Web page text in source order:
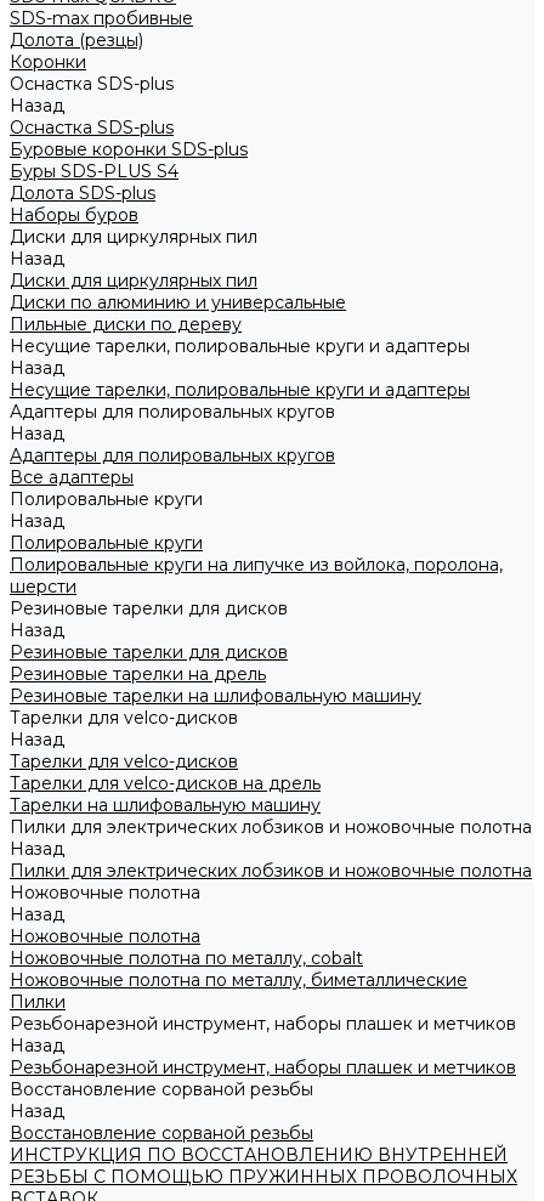
SDS-max пробивные
Долота (резцы)
Коронки
Оснастка SDS-plus
Назад
Оснастка SDS-plus
Буровые коронки SDS-plus
Буры SDS-PLUS S4
Долота SDS-plus
Наборы буров
Диски для циркулярных пил
Назад
Диски для циркулярных пил
Диски по алюминию и универсальные
Пильные диски по дереву
Несущие тарелки, полировальные круги и адаптеры
Назад
Несущие тарелки, полировальные круги и адаптеры
Адаптеры для полировальных кругов
Назад
Адаптеры для полировальных кругов
Все адаптеры
Полировальные круги
Назад
Полировальные круги
Полировальные круги на липучке из войлока, поролона,
шерсти
Резиновые тарелки для дисков
Назад
Резиновые тарелки для дисков
Резиновые тарелки на дрель
Резиновые тарелки на шлифовальную машину
Тарелки для velco-дисков
Назад
Тарелки для velco-дисков
Тарелки для velco-дисков на дрель
Тарелки на шлифовальную машину
Пилки для электрических лобзиков и ножовочные полотна
Назад
Пилки для электрических лобзиков и ножовочные полотна
Ножовочные полотна
Назад
Ножовочные полотна
Ножовочные полотна по металлу, cobalt
Ножовочные полотна по металлу, биметаллические
Пилки
Резьбонарезной инструмент, наборы плашек и метчиков
Назад
Резьбонарезной инструмент, наборы плашек и метчиков
Восстановление сорваной резьбы
Назад
Восстановление сорваной резьбы
ИНСТРУКЦИЯ ПО ВОССТАНОВЛЕНИЮ ВНУТРЕННЕЙ
РЕЗЬБЫ С ПОМОЩЬЮ ПРУЖИННЫХ ПРОВОЛОЧНЫХ